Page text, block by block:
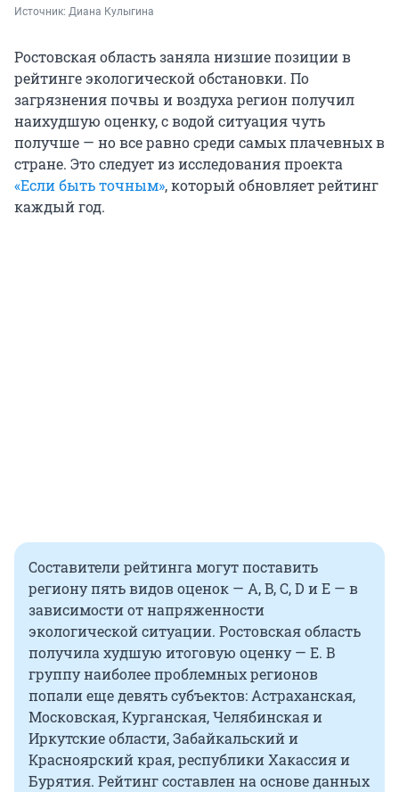
Источник: Диана Кулыгина
Ростовская область заняла низшие позиции в
рейтинге экологической обстановки. По
загрязнения почвы и воздуха регион получил
наихудшую оценку, с водой ситуация чуть
получше — но все равно среди самых плачевных в
стране. Это следует из исследования проекта
«Если быть точным», который обновляет рейтинг
каждый год.
Составители рейтинга могут поставить
региону пять видов оценок — А, B, C, D и E — в
зависимости от напряженности
экологической ситуации. Ростовская область
получила худшую итоговую оценку — E. В
группу наиболее проблемных регионов
попали еще девять субъектов: Астраханская,
Московская, Курганская, Челябинская и
Иркутские области, Забайкальский и
Красноярский края, республики Хакассия и
Бурятия. Рейтинг составлен на основе данных